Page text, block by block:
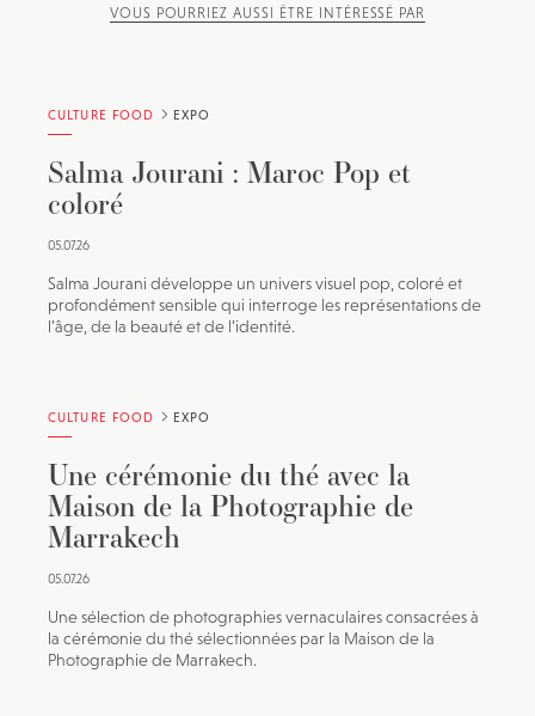
VOUS POURRIEZ AUSSI ÊTRE INTÉRESSÉ PAR
CULTURE FOOD EXPO
Salma Jourani : Maroc Pop et
coloré
05.07.26
Salma Jourani développe un univers visuel pop, coloré et
profondément sensible qui interroge les représentations de
l’âge, de la beauté et de l’identité.
CULTURE FOOD EXPO
Une cérémonie du thé avec la
Maison de la Photographie de
Marrakech
05.07.26
Une sélection de photographies vernaculaires consacrées à
la cérémonie du thé sélectionnées par la Maison de la
Photographie de Marrakech.